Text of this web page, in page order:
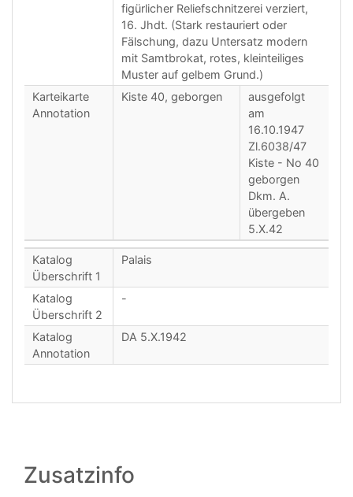
figürlicher Reliefschnitzerei verziert,
16. Jhdt. (Stark restauriert oder
Fälschung, dazu Untersatz modern
mit Samtbrokat, rotes, kleinteiliges
Muster auf gelbem Grund.)
Karteikarte
Annotation
Kiste 40, geborgen
ausgefolgt
am
16.10.1947
Zl.6038/47
Kiste - No 40
geborgen
Dkm. A.
übergeben
5.X.42
Katalog
Überschrift 1
Palais
Katalog
Überschrift 2
-
Katalog
Annotation
DA 5.X.1942
Zusatzinfo